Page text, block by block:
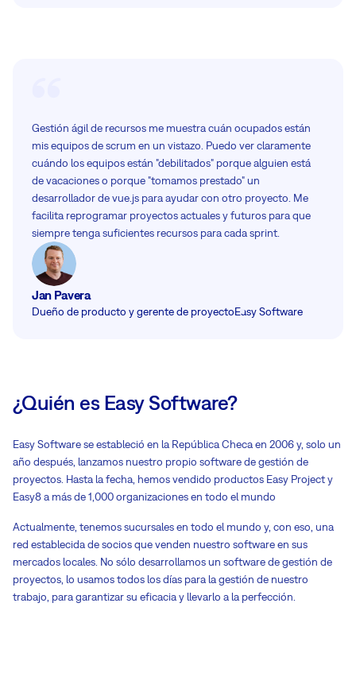
Jan Pavera
Dueño de producto y gerente de proyectoEasy Software
Gestión ágil de recursos me muestra cuán ocupados están
mis equipos de scrum en un vistazo. Puedo ver claramente
cuándo los equipos están "debilitados" porque alguien está
de vacaciones o porque "tomamos prestado" un
desarrollador de vue.js para ayudar con otro proyecto. Me
facilita reprogramar proyectos actuales y futuros para que
siempre tenga suficientes recursos para cada sprint.
¿Quién es Easy Software?
Easy Software se estableció en la República Checa en 2006 y, solo un
año después, lanzamos nuestro propio software de gestión de
proyectos. Hasta la fecha, hemos vendido productos Easy Project y
Easy8 a más de 1,000 organizaciones en todo el mundo
Actualmente, tenemos sucursales en todo el mundo y, con eso, una
red establecida de socios que venden nuestro software en sus
mercados locales. No sólo desarrollamos un software de gestión de
proyectos, lo usamos todos los días para la gestión de nuestro
trabajo, para garantizar su eficacia y llevarlo a la perfección.